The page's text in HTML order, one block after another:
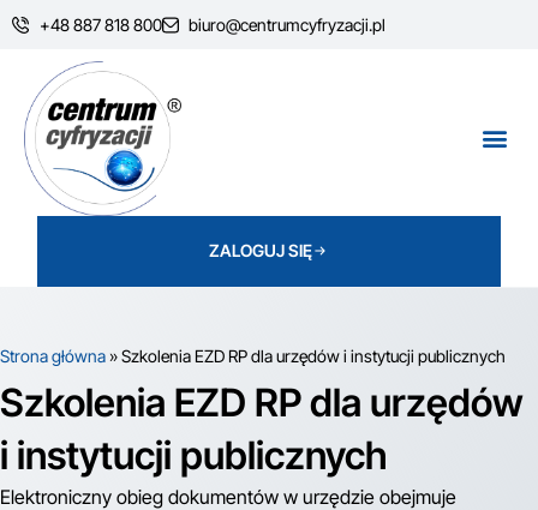
+48 887 818 800​ biuro@centrumcyfryzacji.pl​
ZALOGUJ SIĘ
Strona główna»Szkolenia EZD RP dla urzędów i instytucji publicznych
Szkolenia EZD RP dla urzędów
i instytucji publicznych
Elektroniczny obieg dokumentów w urzędzie obejmuje